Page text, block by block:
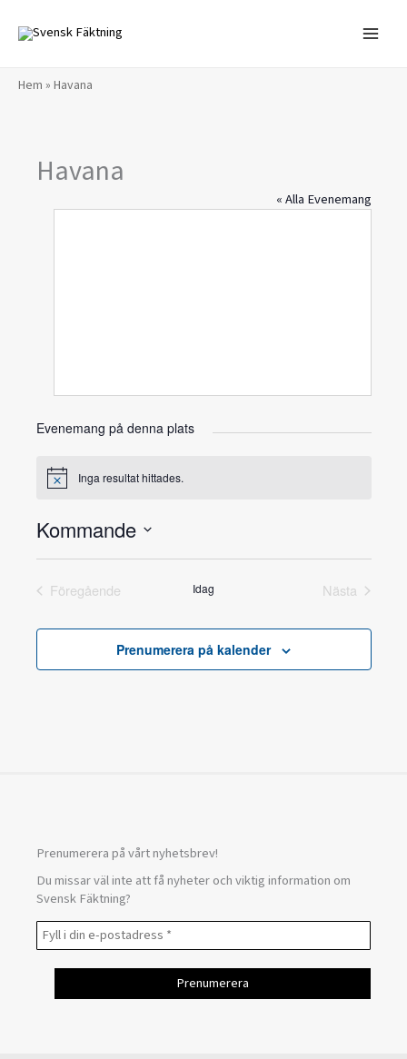
innehåll
Hem » Havana
Havana
« Alla Evenemang
Evenemang på denna plats
Notis Inga resultat hittades.
Kommande
Föregående
Idag Nästa
Prenumerera på kalender
Prenumerera på vårt nyhetsbrev!
Du missar väl inte att få nyheter och viktig information om
Svensk Fäktning?